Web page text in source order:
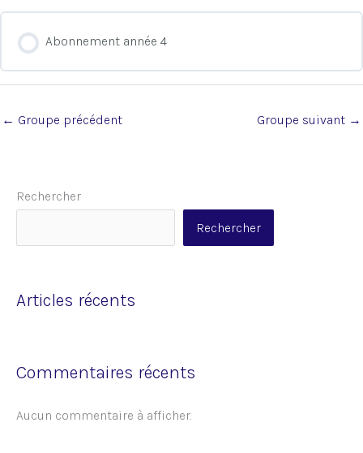
Abonnement année 4
← Groupe précédent Groupe suivant →
Rechercher
Rechercher
Articles récents
Commentaires récents
Aucun commentaire à afficher.